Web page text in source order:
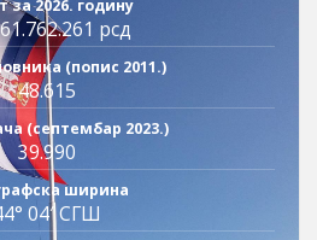
за 2026. годину
рсд
(попис 2011.)
48.615
(септембар 2023.)
39.990
ширина
04′ СГШ